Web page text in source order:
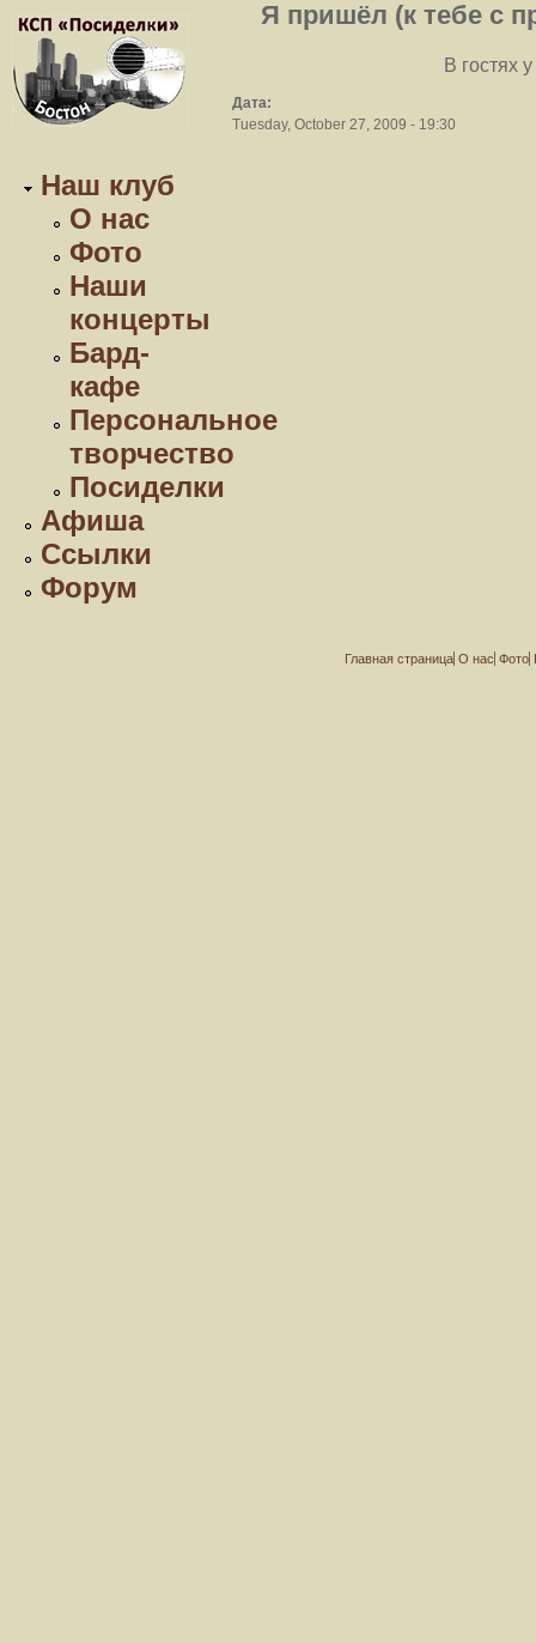
Наш клуб
О нас
Фото
Наши
концерты
Бард-
кафе
Персональное
творчество
Посиделки
Афиша
Ссылки
Форум
Я пришёл (к тебе с
В гостях
Дата:
Tuesday, October 27, 2009 - 19:30
Главная страница О нас Фото